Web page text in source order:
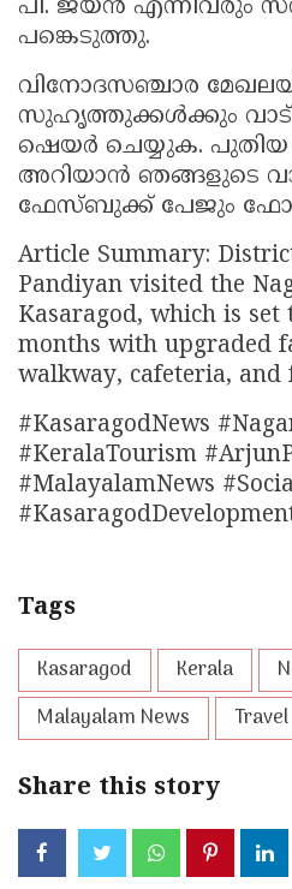
പി. ജയൻ എന്നിവരും
പങ്കെടുത്തു.
വിനോദസഞ്ചാര
സുഹൃത്തുക്കൾക്കും
ഷെയർ ചെയ്യുക.
അറിയാൻ ഞങ്ങളുടെ
ഫേസ്ബുക്ക് പേജും
Article Summary:
Pandiyan visited the
Kasaragod, which is set
months with upgraded
walkway, cafeteria, and
#KasaragodNews
#KeralaTourism
#MalayalamNews
Tags
Kasaragod Kerala
Malayalam News
Travel
Share this story